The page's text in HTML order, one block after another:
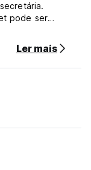
pode ser
cozinha
opções
mais
Airport.
chegada.
Ler mais